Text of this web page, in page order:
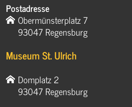
Postadresse
Obermünsterplatz 7
93047 Regensburg
Museum St. Ulrich
Domplatz 2
93047 Regensburg